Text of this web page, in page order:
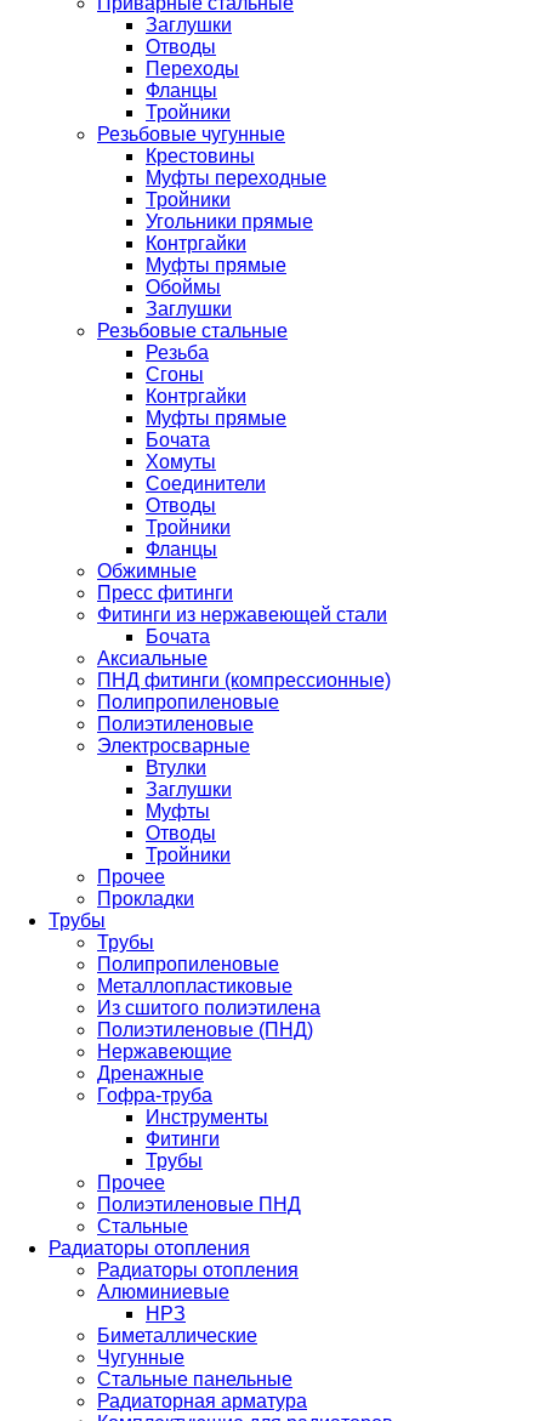
Заглушки
Отводы
Переходы
Фланцы
Тройники
Резьбовые чугунные
Крестовины
Муфты переходные
Тройники
Угольники прямые
Контргайки
Муфты прямые
Обоймы
Заглушки
Резьбовые стальные
Резьба
Сгоны
Контргайки
Муфты прямые
Бочата
Хомуты
Соединители
Отводы
Тройники
Фланцы
Обжимные
Пресс фитинги
Фитинги из нержавеющей стали
Бочата
Аксиальные
ПНД фитинги (компрессионные)
Полипропиленовые
Полиэтиленовые
Электросварные
Втулки
Заглушки
Муфты
Отводы
Тройники
Прочее
Прокладки
Трубы
Трубы
Полипропиленовые
Металлопластиковые
Из сшитого полиэтилена
Полиэтиленовые (ПНД)
Нержавеющие
Дренажные
Гофра-труба
Инструменты
Фитинги
Трубы
Прочее
Полиэтиленовые ПНД
Стальные
Радиаторы отопления
Радиаторы отопления
Алюминиевые
НРЗ
Биметаллические
Чугунные
Стальные панельные
Радиаторная арматура